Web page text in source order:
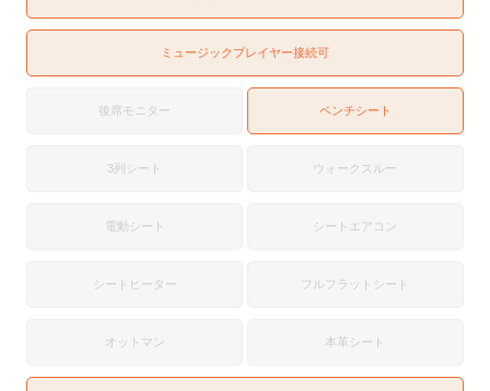
ミュージックプレイヤー接続可
後席モニター ベンチシート
3列シート ウォークスルー
電動シート シートエアコン
シートヒーター フルフラットシート
オットマン 本革シート